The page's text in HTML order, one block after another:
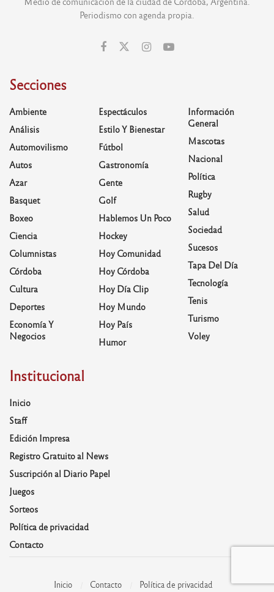
Periodismo con agenda propia.
Secciones
Ambiente
Análisis
Automovilismo
Autos
Azar
Basquet
Boxeo
Ciencia
Columnistas
Córdoba
Cultura
Deportes
Economía Y
Negocios
Espectáculos
Estilo Y Bienestar
Fútbol
Gastronomía
Gente
Golf
Hablemos Un Poco
Hockey
Hoy Comunidad
Hoy Córdoba
Hoy Día Clip
Hoy Mundo
Hoy País
Humor
Información
General
Mascotas
Nacional
Política
Rugby
Salud
Sociedad
Sucesos
Tapa Del Día
Tecnología
Tenis
Turismo
Voley
Institucional
Inicio
Staff
Edición Impresa
Registro Gratuito al News
Suscripción al Diario Papel
Juegos
Sorteos
Política de privacidad
Contacto
Inicio Contacto Política de privacidad